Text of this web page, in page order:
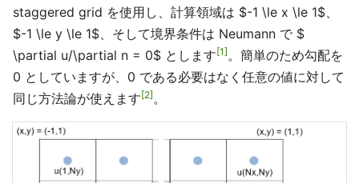
staggered grid を使用し、計算領域は $-1 \le x \le 1$、
$-1 \le y \le 1$、そして境界条件は Neumann で $
\partial u/\partial n = 0$ とします 1 。簡単のため勾配を
0 としていますが、0 である必要はなく任意の値に対して
同じ方法論が使えます 2 。